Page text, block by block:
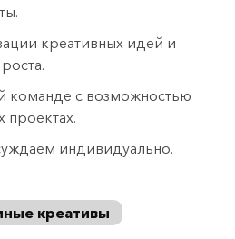
креативных идей и
команде с возможностью
проектах.
индивидуально.
креативы